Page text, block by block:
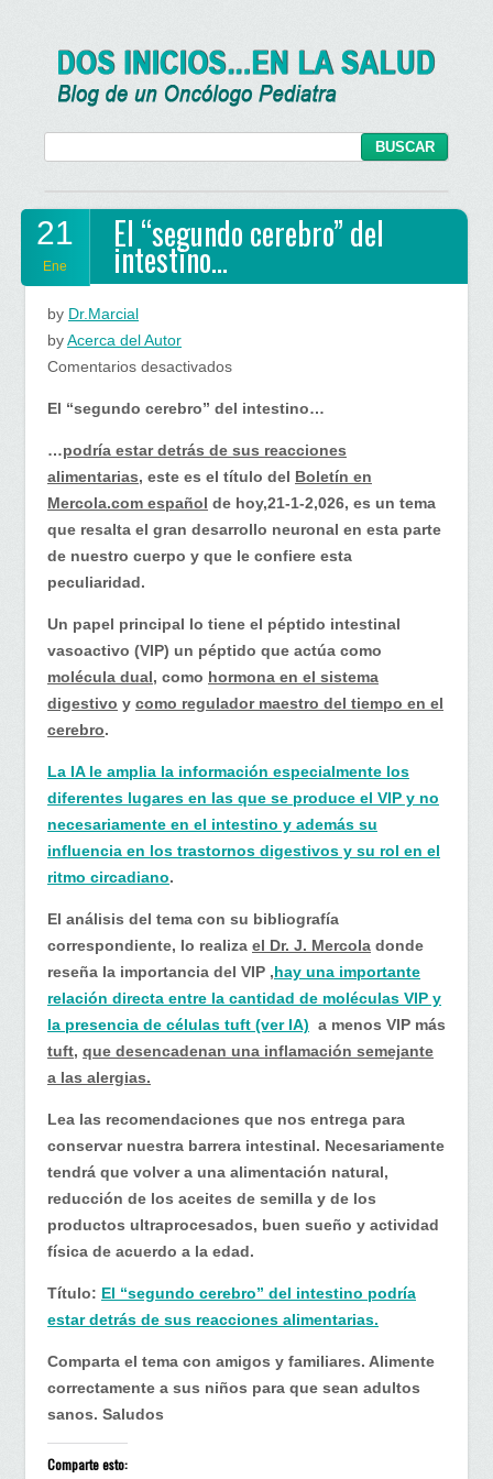
21
Ene
El “segundo cerebro” del
intestino…
by Dr.Marcial
byAcerca del Autor
Comentarios desactivadosen
“segundo
cerebro”
del
intestino…
El “segundo cerebro” del intestino…
…podría estar detrás de sus reacciones
alimentarias, este es el título del Boletín en
Mercola.com español de hoy,21-1-2,026, es un tema
que resalta el gran desarrollo neuronal en esta parte
de nuestro cuerpo y que le confiere esta
peculiaridad.
Un papel principal lo tiene el péptido intestinal
vasoactivo (VIP) un péptido que actúa como
molécula dual, como hormona en el sistema
digestivo y como regulador maestro del tiempo en el
cerebro.
La IA le amplia la información especialmente los
diferentes lugares en las que se produce el VIP y no
necesariamente en el intestino y además su
influencia en los trastornos digestivos y su rol en el
ritmo circadiano.
El análisis del tema con su bibliografía
correspondiente, lo realiza el Dr. J. Mercola donde
reseña la importancia del VIP ,hay una importante
relación directa entre la cantidad de moléculas VIP y
la presencia de células tuft (ver IA) a menos VIP más
tuft, que desencadenan una inflamación semejante
a las alergias.
Lea las recomendaciones que nos entrega para
conservar nuestra barrera intestinal. Necesariamente
tendrá que volver a una alimentación natural,
reducción de los aceites de semilla y de los
productos ultraprocesados, buen sueño y actividad
física de acuerdo a la edad.
Título: El “segundo cerebro” del intestino podría
estar detrás de sus reacciones alimentarias.
Comparta el tema con amigos y familiares. Alimente
correctamente a sus niños para que sean adultos
sanos. Saludos
Comparte esto: